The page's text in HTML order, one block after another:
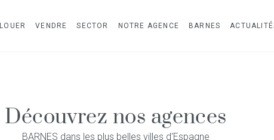
LOUER VENDRE SECTOR NOTRE AGENCE BARNES
Découvrez nos agences
BARNES dans les plus belles villes d'Espagne